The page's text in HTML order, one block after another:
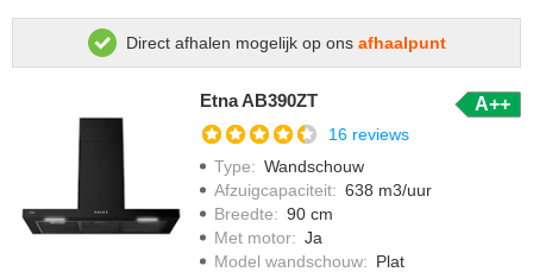
Direct afhalen mogelijk op ons afhaalpunt
Etna AB390ZT A++
16 reviews
Type: Wandschouw
Afzuigcapaciteit: 638 m3/uur
Breedte: 90 cm
Met motor: Ja
Model wandschouw: Plat